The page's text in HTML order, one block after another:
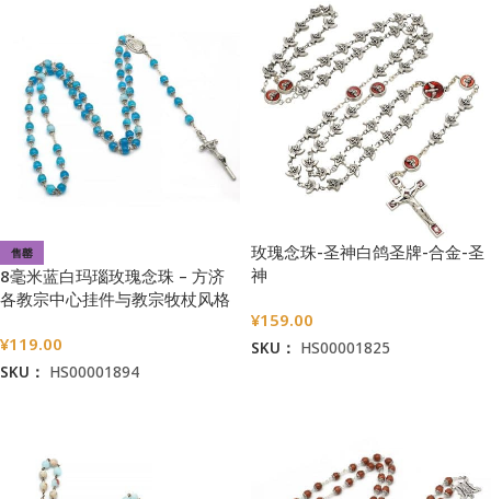
售罄
8毫米蓝白玛瑙玫瑰念珠 – 方济
各教宗中心挂件与教宗牧杖风格
¥119.00
SKU： HS00001894
玫瑰念珠-圣神白鸽圣牌-合金-圣
神
¥159.00
SKU： HS00001825